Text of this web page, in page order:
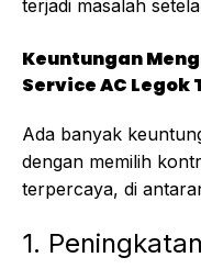
terjadi masalah
Keuntungan
Service AC
Ada banyak
dengan memilih
terpercaya, di
1.